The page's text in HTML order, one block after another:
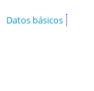
Datos básicos